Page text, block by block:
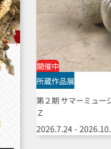
開催中
所蔵作品展
第２期 サマーミュー
Ｚ
2026.7.24 -